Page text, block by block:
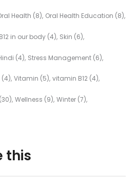
Health (8) Oral Health Education (8)
in our body (4) Skin (6)
(4) Stress Management (6)
(4) Vitamin (5) vitamin B12 (4)
(30) Wellness (9) Winter (7)
this